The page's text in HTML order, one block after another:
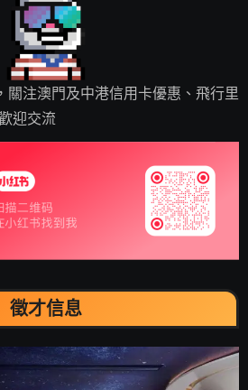
注澳門及中港信用卡優惠、飛行里
迎交流
徵才信息